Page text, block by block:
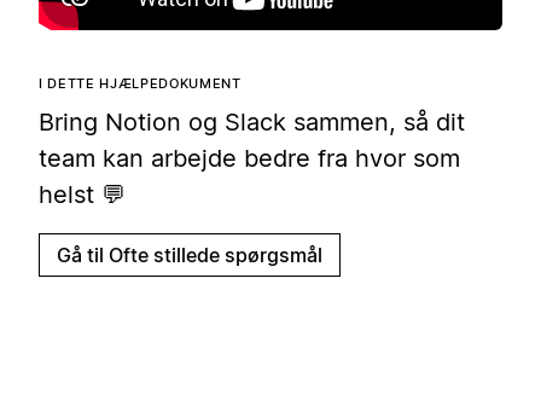
I DETTE HJÆLPEDOKUMENT
Bring Notion og Slack sammen, så dit
team kan arbejde bedre fra hvor som
helst 💬
Gå til Ofte stillede spørgsmål